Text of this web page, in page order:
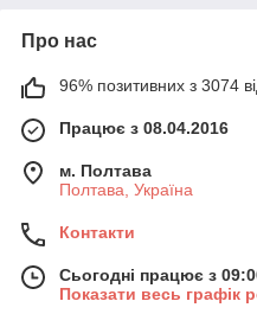
Про нас
96% позитивних з 3074
Працює з 08.04.2016
м. Полтава
Полтава, Україна
Контакти
Сьогодні працює з
Показати весь графік